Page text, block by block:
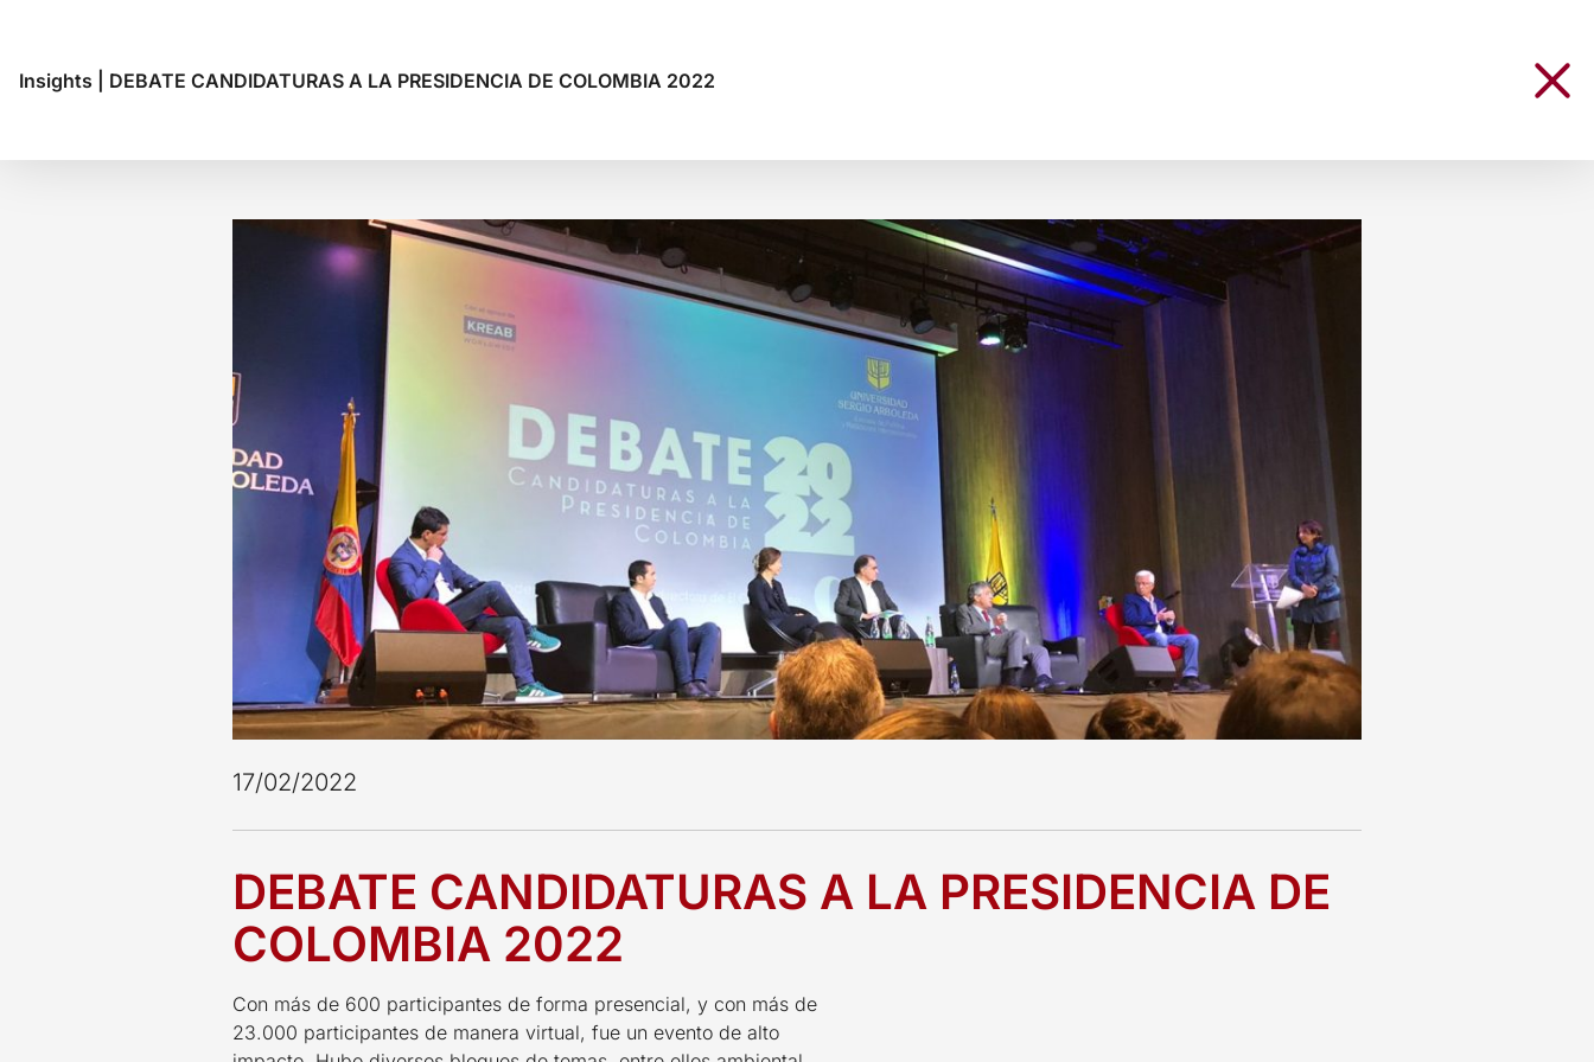
Insights DEBATE CANDIDATURAS A LA PRESIDENCIA DE COLOMBIA 2022
17/02/2022
DEBATE CANDIDATURAS A LA PRESIDENCIA DE
COLOMBIA 2022
Con más de 600 participantes de forma presencial, y con más de
23.000 participantes de manera virtual, fue un evento de alto